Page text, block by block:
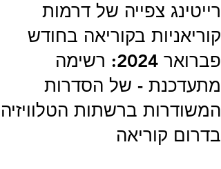
רייטינג צפייה של דרמות
קוריאניות בקוריאה בחודש
פברואר 2024: רשימה
מתעדכנת - של הסדרות
המשודרות ברשתות הטלוויזיה
בדרום קוריאה